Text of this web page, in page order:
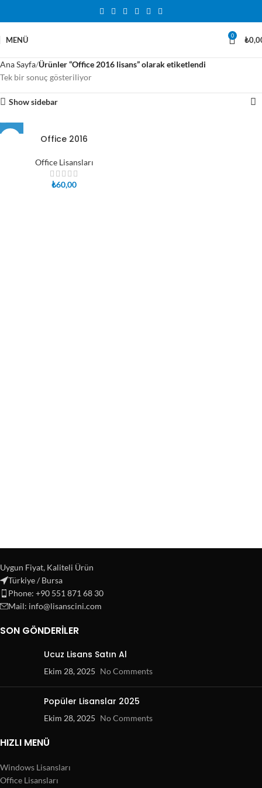
MENÜ 0 ₺
Ana Sayfa Ürünler “Office 2016 lisans” olarak etiketlendi
Tek bir sonuç gösteriliyor
Show sidebar
Office 2016
Office Lisansları
₺60,00
Uygun Fiyat, Kaliteli Ürün
Türkiye / Bursa
Phone: +90 551 871 68 30
Mail: info@lisanscini.com
SON GÖNDERILER
Ucuz Lisans Satın Al
Ekim 28, 2025 No Comments
Popüler Lisanslar 2025
Ekim 28, 2025 No Comments
HIZLI MENÜ
Windows Lisansları
Office Lisansları